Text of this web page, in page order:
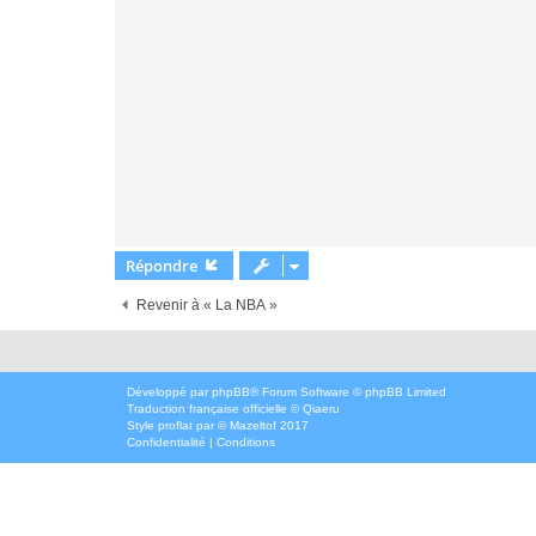
Répondre
Revenir à « La NBA »
Développé par phpBB® Forum Software © phpBB Limited
Traduction française officielle ©Qiaeru
Style proflat par ©Mazeltof 2017
Confidentialité | Conditions